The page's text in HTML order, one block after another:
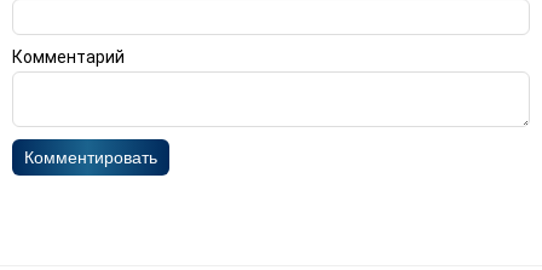
Комментарий
Комментировать